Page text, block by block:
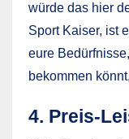
würde das hier
Sport Kaiser, ist
eure
bekommen
4. Preis-